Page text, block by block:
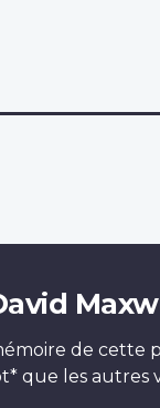
de cette
que les autres